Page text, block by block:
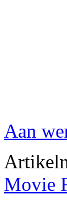
Aan
Movie